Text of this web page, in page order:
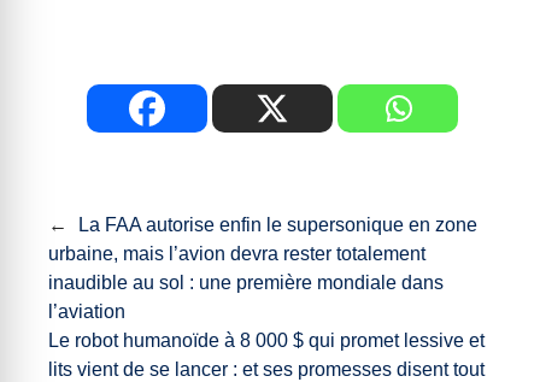
←
La FAA autorise enfin le supersonique en zone
urbaine, mais l’avion devra rester totalement
inaudible au sol : une première mondiale dans
l’aviation
Le robot humanoïde à 8 000 $ qui promet lessive et
lits vient de se lancer : et ses promesses disent tout